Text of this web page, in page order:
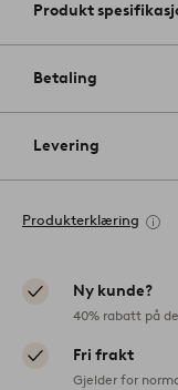
Produkt
Betaling
Levering
Produkterklæring
Ny kunde?
40% rabatt på
Fri frakt
Gjelder for